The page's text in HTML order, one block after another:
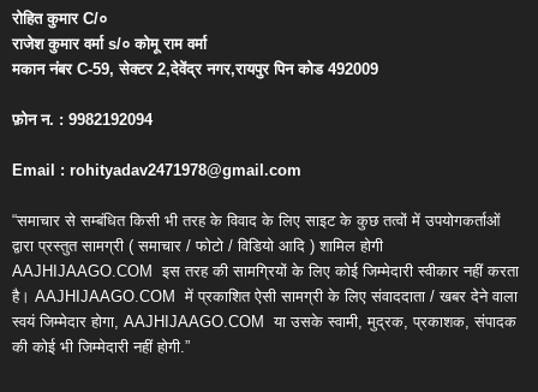
रोहित कुमारC/०
राजेश कुमार वर्माs/० कोमू राम वर्मा
मकान नंबरC-59,सेक्टर2,देवेंद्र नगर,रायपुर पिन कोड492009
फ़ोन न. : 9982192094
Email : rohityadav2471978@gmail.com
“समाचार से सम्बंधित किसी भी तरह के विवाद के लिए साइट के कुछ तत्वों में उपयोगकर्ताओं
द्वारा प्रस्तुत सामग्री ( समाचार / फोटो / विडियो आदि ) शामिल होगी
AAJHIJAAGO.COM इस तरह की सामग्रियों के लिए कोई जिम्मेदारी स्वीकार नहीं करता
है। AAJHIJAAGO.COM में प्रकाशित ऐसी सामग्री के लिए संवाददाता / खबर देने वाला
स्वयं जिम्मेदार होगा, AAJHIJAAGO.COM या उसके स्वामी, मुद्रक, प्रकाशक, संपादक
की कोई भी जिम्मेदारी नहीं होगी.”